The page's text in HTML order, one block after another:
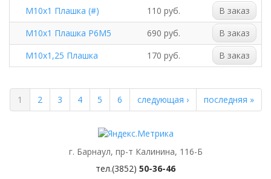
М10х1 Плашка (#)
110 руб.
В заказ
М10х1 Плашка Р6М5
690 руб.
В заказ
М10х1,25 Плашка
170 руб. В заказ
1 2 3 4 5 6 следующая › последняя »
г. Барнаул, пр-т Калинина, 116-Б
тел.(3852) 50-36-46